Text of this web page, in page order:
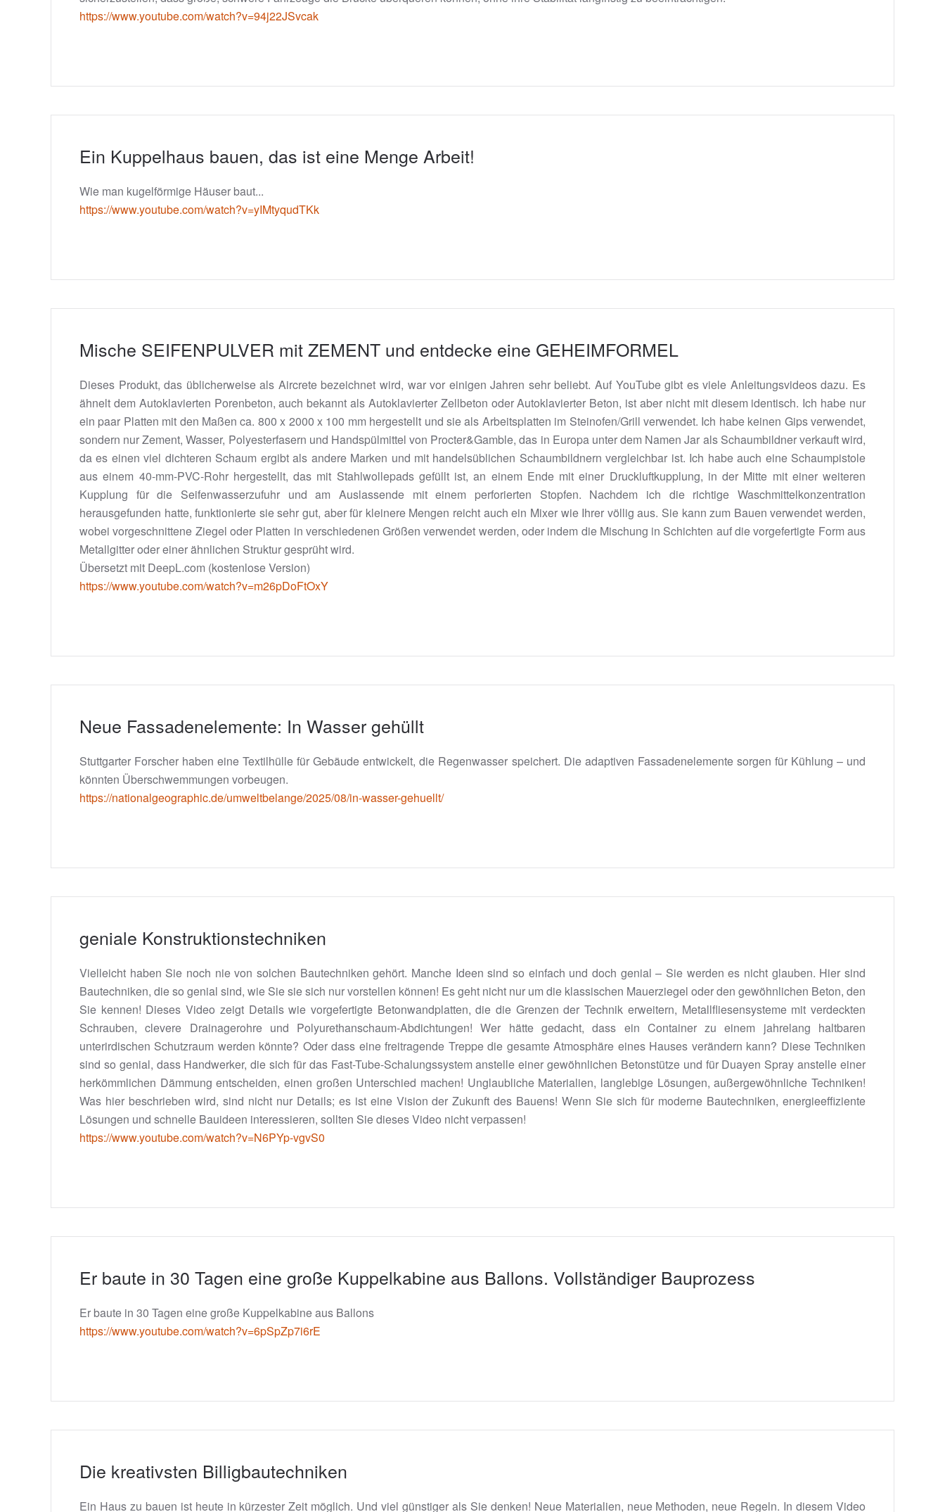
https://www.youtube.com/watch?v=94j22JSvcak
Ein Kuppelhaus bauen, das ist eine Menge Arbeit!
Wie man kugelförmige Häuser baut...
https://www.youtube.com/watch?v=yIMtyqudTKk
Mische SEIFENPULVER mit ZEMENT und entdecke eine GEHEIMFORMEL
Dieses Produkt, das üblicherweise als Aircrete bezeichnet wird, war vor einigen Jahren sehr beliebt. Auf YouTube gibt es viele Anleitungsvideos dazu. Es
ähnelt dem Autoklavierten Porenbeton, auch bekannt als Autoklavierter Zellbeton oder Autoklavierter Beton, ist aber nicht mit diesem identisch. Ich habe nur
ein paar Platten mit den Maßen ca. 800 x 2000 x 100 mm hergestellt und sie als Arbeitsplatten im Steinofen/Grill verwendet. Ich habe keinen Gips verwendet,
sondern nur Zement, Wasser, Polyesterfasern und Handspülmittel von Procter&Gamble, das in Europa unter dem Namen Jar als Schaumbildner verkauft wird,
da es einen viel dichteren Schaum ergibt als andere Marken und mit handelsüblichen Schaumbildnern vergleichbar ist. Ich habe auch eine Schaumpistole
aus einem 40-mm-PVC-Rohr hergestellt, das mit Stahlwollepads gefüllt ist, an einem Ende mit einer Druckluftkupplung, in der Mitte mit einer weiteren
Kupplung für die Seifenwasserzufuhr und am Auslassende mit einem perforierten Stopfen. Nachdem ich die richtige Waschmittelkonzentration
herausgefunden hatte, funktionierte sie sehr gut, aber für kleinere Mengen reicht auch ein Mixer wie Ihrer völlig aus. Sie kann zum Bauen verwendet werden,
wobei vorgeschnittene Ziegel oder Platten in verschiedenen Größen verwendet werden, oder indem die Mischung in Schichten auf die vorgefertigte Form aus
Metallgitter oder einer ähnlichen Struktur gesprüht wird.
Übersetzt mit DeepL.com (kostenlose Version)
https://www.youtube.com/watch?v=m26pDoFtOxY
Neue Fassadenelemente: In Wasser gehüllt
Stuttgarter Forscher haben eine Textilhülle für Gebäude entwickelt, die Regenwasser speichert. Die adaptiven Fassadenelemente sorgen für Kühlung – und
könnten Überschwemmungen vorbeugen.
https://nationalgeographic.de/umweltbelange/2025/08/in-wasser-gehuellt/
geniale Konstruktionstechniken
Vielleicht haben Sie noch nie von solchen Bautechniken gehört. Manche Ideen sind so einfach und doch genial – Sie werden es nicht glauben. Hier sind
Bautechniken, die so genial sind, wie Sie sie sich nur vorstellen können! Es geht nicht nur um die klassischen Mauerziegel oder den gewöhnlichen Beton, den
Sie kennen! Dieses Video zeigt Details wie vorgefertigte Betonwandplatten, die die Grenzen der Technik erweitern, Metallfliesensysteme mit verdeckten
Schrauben, clevere Drainagerohre und Polyurethanschaum-Abdichtungen! Wer hätte gedacht, dass ein Container zu einem jahrelang haltbaren
unterirdischen Schutzraum werden könnte? Oder dass eine freitragende Treppe die gesamte Atmosphäre eines Hauses verändern kann? Diese Techniken
sind so genial, dass Handwerker, die sich für das Fast-Tube-Schalungssystem anstelle einer gewöhnlichen Betonstütze und für Duayen Spray anstelle einer
herkömmlichen Dämmung entscheiden, einen großen Unterschied machen! Unglaubliche Materialien, langlebige Lösungen, außergewöhnliche Techniken!
Was hier beschrieben wird, sind nicht nur Details; es ist eine Vision der Zukunft des Bauens! Wenn Sie sich für moderne Bautechniken, energieeffiziente
Lösungen und schnelle Bauideen interessieren, sollten Sie dieses Video nicht verpassen!
https://www.youtube.com/watch?v=N6PYp-vgvS0
Er baute in 30 Tagen eine große Kuppelkabine aus Ballons. Vollständiger Bauprozess
Er baute in 30 Tagen eine große Kuppelkabine aus Ballons
https://www.youtube.com/watch?v=6pSpZp7i6rE
Die kreativsten Billigbautechniken
Ein Haus zu bauen ist heute in kürzester Zeit möglich. Und viel günstiger als Sie denken! Neue Materialien, neue Methoden, neue Regeln. In diesem Video